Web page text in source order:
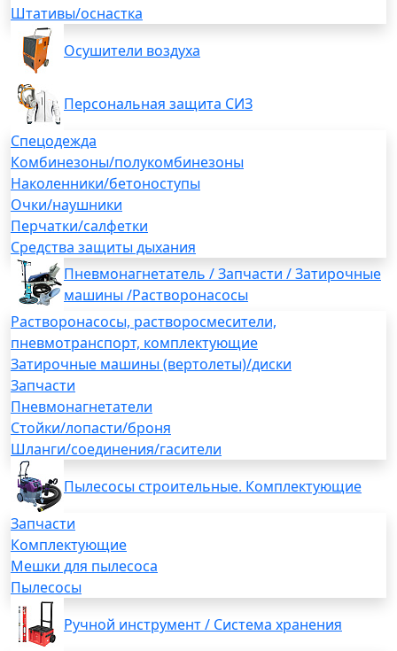
Штативы/оснастка
Осушители воздуха
Персональная защита СИЗ
Спецодежда
Комбинезоны/полукомбинезоны
Наколенники/бетоноступы
Очки/наушники
Перчатки/салфетки
Средства защиты дыхания
Пневмонагнетатель / Запчасти / Затирочные
машины /Растворонасосы
Растворонасосы, растворосмесители,
пневмотранспорт, комплектующие
Затирочные машины (вертолеты)/диски
Запчасти
Пневмонагнетатели
Стойки/лопасти/броня
Шланги/соединения/гасители
Пылесосы строительные. Комплектующие
Запчасти
Комплектующие
Мешки для пылесоса
Пылесосы
Ручной инструмент / Система хранения